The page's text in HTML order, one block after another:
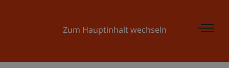
Zum Hauptinhalt wechseln